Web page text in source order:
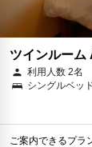
ツインルーム
利用人数 2名
シングルベッ
ご案内できるプラ